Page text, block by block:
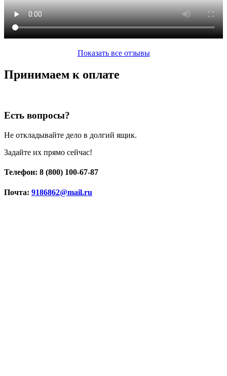
Показать все отзывы
Принимаем к оплате
Есть вопросы?
Не откладывайте дело в долгий ящик.
Задайте их прямо сейчас!
Телефон: 8 (800) 100-67-87
Почта: 9186862@mail.ru